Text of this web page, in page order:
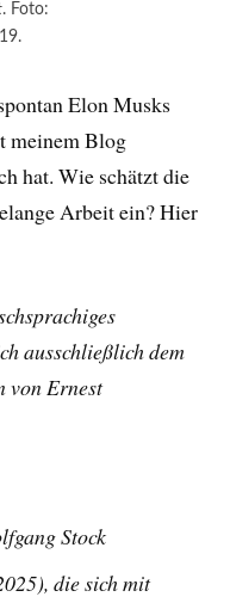
. Foto:
Elon Musks
meinem Blog
hat. Wie schätzt die
Arbeit ein? Hier
ausschließlich dem
von Ernest
Stock
die sich mit